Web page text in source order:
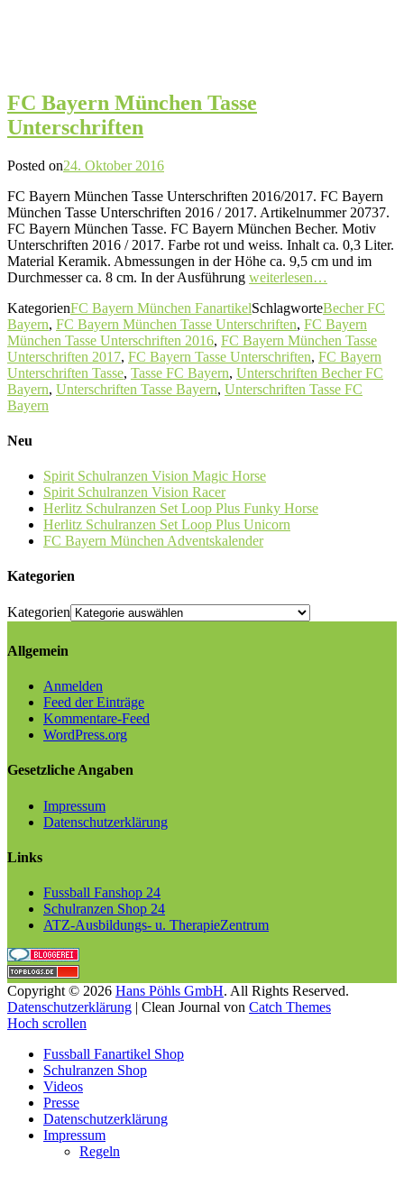
FC Bayern München Tasse
Unterschriften
Posted on24. Oktober 2016
FC Bayern München Tasse Unterschriften 2016/2017. FC Bayern
München Tasse Unterschriften 2016 / 2017. Artikelnummer 20737.
FC Bayern München Tasse. FC Bayern München Becher. Motiv
Unterschriften 2016 / 2017. Farbe rot und weiss. Inhalt ca. 0,3 Liter.
Material Keramik. Abmessungen in der Höhe ca. 9,5 cm und im
Durchmesser ca. 8 cm. In der Ausführung weiterlesen…
KategorienFC Bayern München FanartikelSchlagworteBecher FC
Bayern, FC Bayern München Tasse Unterschriften, FC Bayern
München Tasse Unterschriften 2016, FC Bayern München Tasse
Unterschriften 2017, FC Bayern Tasse Unterschriften, FC Bayern
Unterschriften Tasse, Tasse FC Bayern, Unterschriften Becher FC
Bayern, Unterschriften Tasse Bayern, Unterschriften Tasse FC
Bayern
Neu
Spirit Schulranzen Vision Magic Horse
Spirit Schulranzen Vision Racer
Herlitz Schulranzen Set Loop Plus Funky Horse
Herlitz Schulranzen Set Loop Plus Unicorn
FC Bayern München Adventskalender
Kategorien
Kategorien
Allgemein
Anmelden
Feed der Einträge
Kommentare-Feed
WordPress.org
Gesetzliche Angaben
Impressum
Datenschutzerklärung
Links
Fussball Fanshop 24
Schulranzen Shop 24
ATZ-Ausbildungs- u. TherapieZentrum
Copyright © 2026 Hans Pöhls GmbH. All Rights Reserved.
Datenschutzerklärung | Clean Journal von Catch Themes
Hoch scrollen
Fussball Fanartikel Shop
Schulranzen Shop
Videos
Presse
Datenschutzerklärung
Impressum
Regeln